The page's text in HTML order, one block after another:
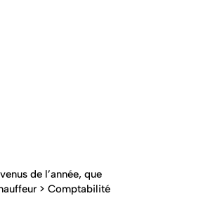
de l’année, que
> Comptabilité